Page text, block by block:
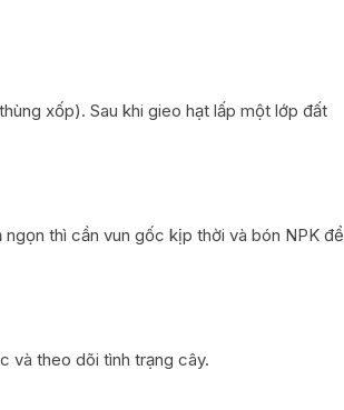
xốp). Sau khi gieo hạt lấp một lớp đất
thì cần vun gốc kịp thời và bón NPK để
và theo dõi tình trạng cây.